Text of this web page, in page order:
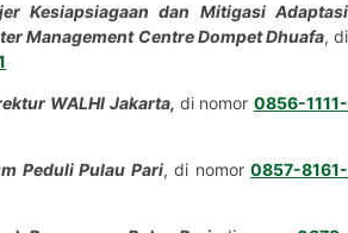
Kesiapsiagaan dan Mitigasi Adaptasi
Management Centre Dompet Dhuafa, di
WALHI Jakarta, di nomor 0856-1111-
Peduli Pulau Pari, di nomor 0857-8161-